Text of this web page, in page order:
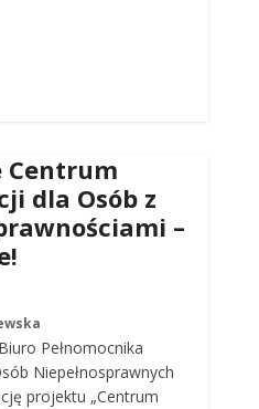
Centrum
dla Osób z
–
Pełnomocnika
Niepełnosprawnych
projektu „Centrum